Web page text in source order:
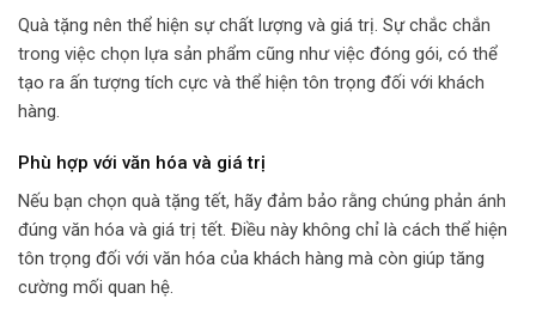
Quà tặng nên thể hiện sự chất lượng và giá trị. Sự chắc chắn
trong việc chọn lựa sản phẩm cũng như việc đóng gói, có thể
tạo ra ấn tượng tích cực và thể hiện tôn trọng đối với khách
hàng.
Phù hợp với văn hóa và giá trị
Nếu bạn chọn quà tặng tết, hãy đảm bảo rằng chúng phản ánh
đúng văn hóa và giá trị tết. Điều này không chỉ là cách thể hiện
tôn trọng đối với văn hóa của khách hàng mà còn giúp tăng
cường mối quan hệ.